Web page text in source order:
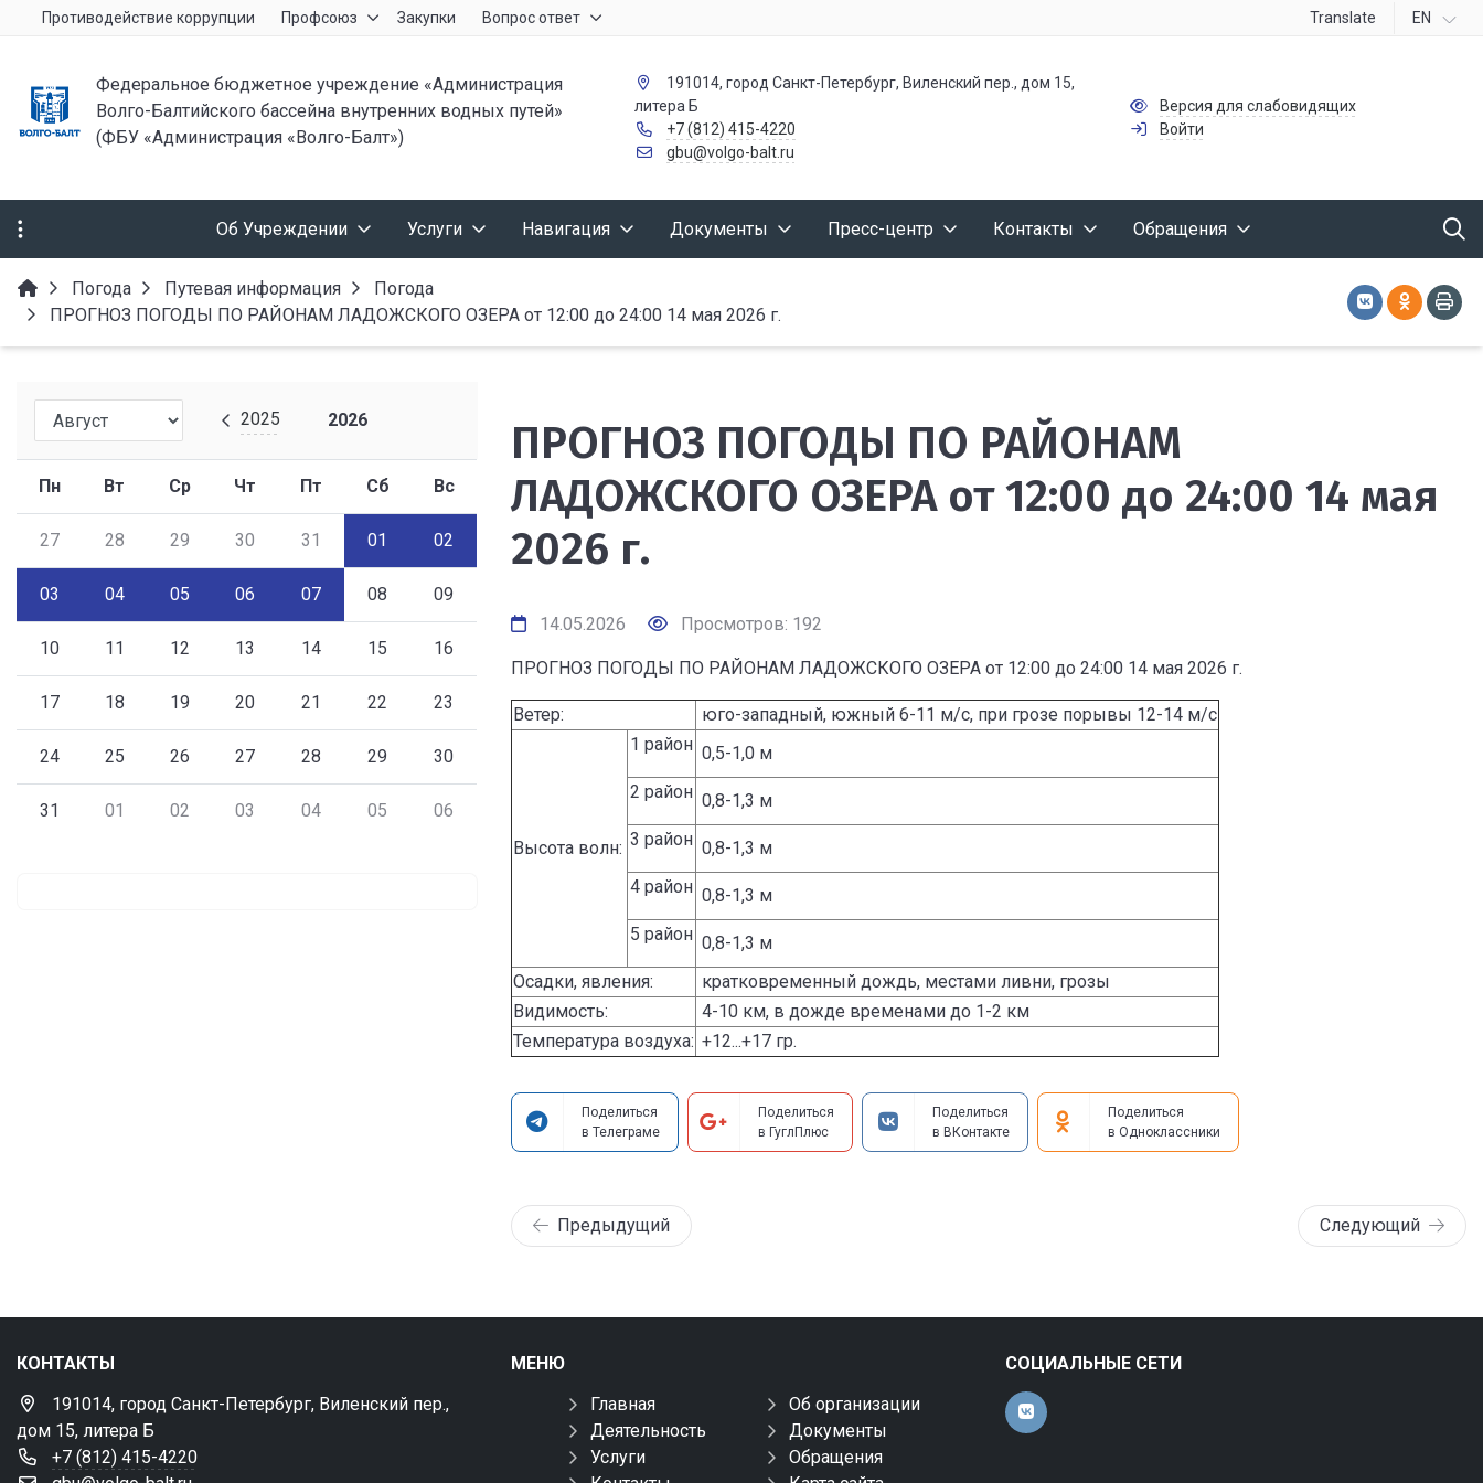
Противодействие коррупции Профсоюз Закупки Вопрос ответ Translate EN
Федеральное бюджетное учреждение «Администрация
Волго-Балтийского бассейна внутренних водных путей»
(ФБУ «Администрация «Волго-Балт»)
191014, город Санкт-Петербург, Виленский пер., дом 15,
литера Б
+7 (812) 415-4220
gbu@volgo-balt.ru
Версия для слабовидящих
Войти
Об Учреждении Услуги Навигация Документы Пресс-центр Контакты Обращения
Погода Путевая информация
Погода
ПРОГНОЗ ПОГОДЫ ПО РАЙОНАМ ЛАДОЖСКОГО ОЗЕРА от 12:00 до 24:00 14 мая 2026 г.
2025 2026
Пн Вт Ср Чт Пт Сб Вс
27 28 29 30 31 01 02
03 04 05 06 07 08 09
10 11 12 13 14 15 16
17 18 19 20 21 22 23
24 25 26 27 28 29 30
31 01 02 03 04 05 06
ПРОГНОЗ ПОГОДЫ ПО РАЙОНАМ
ЛАДОЖСКОГО ОЗЕРА от 12:00 до 24:00 14 мая
2026 г.
14.05.2026 Просмотров: 192
ПРОГНОЗ ПОГОДЫ ПО РАЙОНАМ ЛАДОЖСКОГО ОЗЕРА от 12:00 до 24:00 14 мая 2026 г.
Ветер: юго-западный, южный 6-11 м/с, при грозе порывы 12-14 м/с
Высота волн:
1 район 0,5-1,0 м
2 район 0,8-1,3 м
3 район 0,8-1,3 м
4 район 0,8-1,3 м
5 район 0,8-1,3 м
Осадки, явления:
кратковременный дождь, местами ливни, грозы
Видимость:
4-10 км, в дожде временами до 1-2 км
Температура воздуха: +12...+17 гр.
Поделиться
в Телеграме
Поделиться
в ГуглПлюс
Поделиться
в ВКонтакте
Поделиться
в Одноклассники
Предыдущий Следующий
КОНТАКТЫ
191014, город Санкт-Петербург, Виленский пер.,
дом 15, литера Б
+7 (812) 415-4220
МЕНЮ
Главная
Об организации
Деятельность
Документы
Услуги
Обращения
СОЦИАЛЬНЫЕ СЕТИ